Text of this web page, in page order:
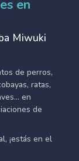
en
Miwuki
de perros,
ratas,
en
de
¡estás en el